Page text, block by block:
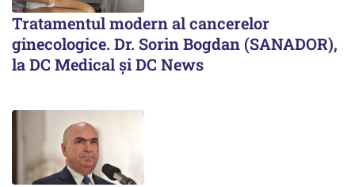
Tratamentul modern al cancerelor
ginecologice. Dr. Sorin Bogdan (SANADOR),
la DC Medical și DC News